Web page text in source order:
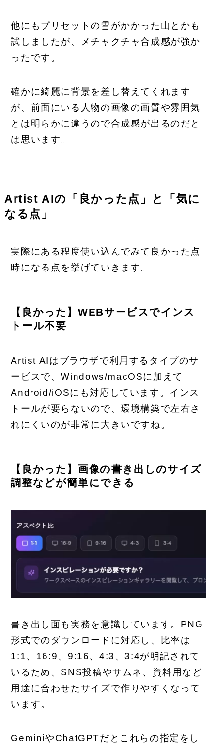
他にもプリセットの雪がかかった山とかも
試しましたが、メチャクチャ合成感が強か
ったです。
確かに綺麗に背景を差し替えてくれます
が、前面にいる人物の画像の画質や雰囲気
とは明らかに違うので合成感が出るのだと
は思います。
Artist AIの「良かった点」と「気に
なる点」
実際にある程度使い込んでみて良かった点
時になる点を挙げていきます。
【良かった】WEBサービスでインス
トール不要
Artist AIはブラウザで利用するタイプのサ
ービスで、Windows/macOSに加えて
Android/iOSにも対応しています。インス
トールが要らないので、環境構築で左右さ
れにくいのが非常に大きいですね。
【良かった】画像の書き出しのサイズ
調整などが簡単にできる
書き出し面も実務を意識しています。PNG
形式でのダウンロードに対応し、比率は
1:1、16:9、9:16、4:3、3:4が明記されて
いるため、SNS投稿やサムネ、資料用など
用途に合わせたサイズで作りやすくなって
います。
GeminiやChatGPTだとこれらの指定をし